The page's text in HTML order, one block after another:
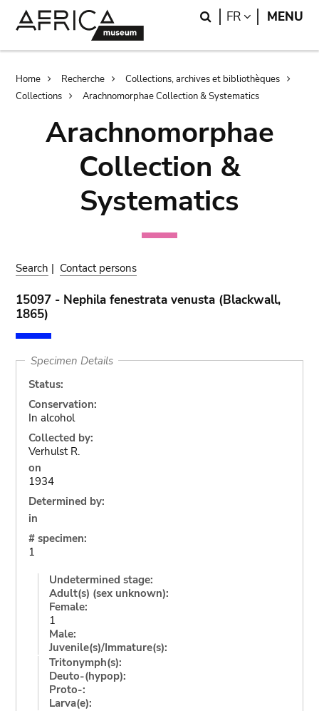
Search
FR LANGUAGE
MENU
Breadcrumb
Home Recherche
Collections, archives et bibliothèques
Collections
Arachnomorphae Collection & Systematics
Arachnomorphae
Collection &
Systematics
Search | Contact persons
15097 - Nephila fenestrata venusta (Blackwall,
1865)
Specimen Details
Status:
Conservation:
In alcohol
Collected by:
Verhulst R.
on
1934
Determined by:
in
# specimen:
1
Undetermined stage:
Adult(s) (sex unknown):
Female:
1
Male:
Juvenile(s)/Immature(s):
Tritonymph(s):
Deuto-(hypop):
Proto-:
Larva(e):